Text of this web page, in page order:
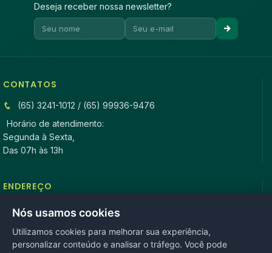
Deseja receber nossa newsletter?
CONTATOS
(65) 3241-1012 / (65) 99936-9476
Horário de atendimento:
Segunda à Sexta,
Das 07h às 13h
ENDEREÇO
Rua Antonio Tavares, n° 3310, Centro CEP: 78.280-000 -
Mirassol D’Oeste, MT
Nós usamos cookies
Utilizamos cookies para melhorar sua experiência,
personalizar conteúdo e analisar o tráfego. Você pode